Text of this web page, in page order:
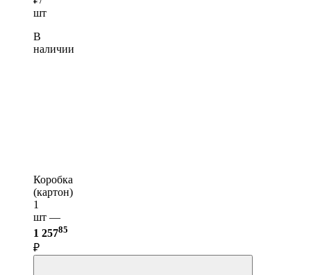
шт
В
наличии
Коробка
(картон)
1
шт —
1 25785
₽